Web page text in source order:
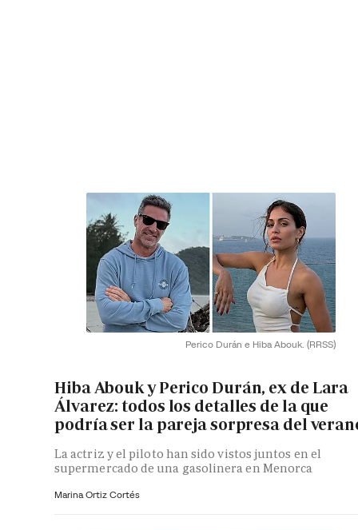
Perico Durán e Hiba Abouk. (RRSS)
Hiba Abouk y Perico Durán, ex de Lara
Álvarez: todos los detalles de la que
podría ser la pareja sorpresa del
La actriz y el piloto han sido vistos juntos en el
supermercado de una gasolinera en Menorca
Marina Ortiz Cortés